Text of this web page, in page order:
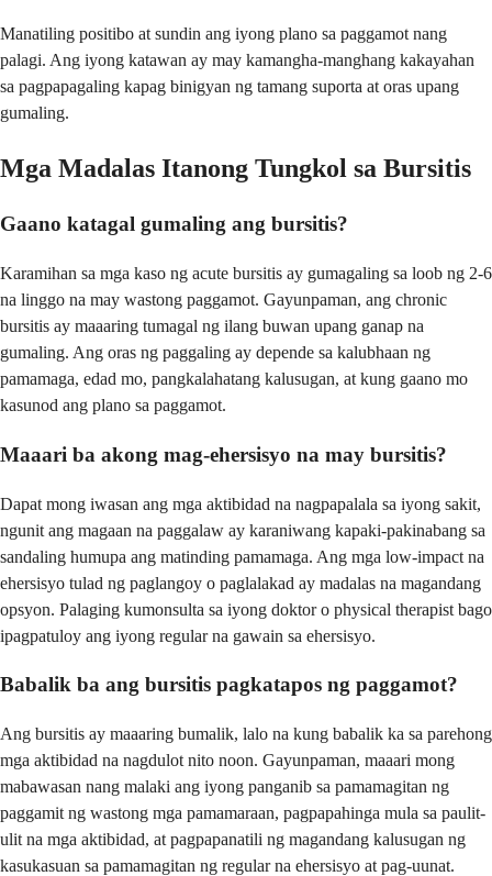
Manatiling positibo at sundin ang iyong plano sa paggamot nang
palagi. Ang iyong katawan ay may kamangha-manghang kakayahan
sa pagpapagaling kapag binigyan ng tamang suporta at oras upang
gumaling.
Mga Madalas Itanong Tungkol sa Bursitis
Gaano katagal gumaling ang bursitis?
Karamihan sa mga kaso ng acute bursitis ay gumagaling sa loob ng 2-6
na linggo na may wastong paggamot. Gayunpaman, ang chronic
bursitis ay maaaring tumagal ng ilang buwan upang ganap na
gumaling. Ang oras ng paggaling ay depende sa kalubhaan ng
pamamaga, edad mo, pangkalahatang kalusugan, at kung gaano mo
kasunod ang plano sa paggamot.
Maaari ba akong mag-ehersisyo na may bursitis?
Dapat mong iwasan ang mga aktibidad na nagpapalala sa iyong sakit,
ngunit ang magaan na paggalaw ay karaniwang kapaki-pakinabang sa
sandaling humupa ang matinding pamamaga. Ang mga low-impact na
ehersisyo tulad ng paglangoy o paglalakad ay madalas na magandang
opsyon. Palaging kumonsulta sa iyong doktor o physical therapist bago
ipagpatuloy ang iyong regular na gawain sa ehersisyo.
Babalik ba ang bursitis pagkatapos ng paggamot?
Ang bursitis ay maaaring bumalik, lalo na kung babalik ka sa parehong
mga aktibidad na nagdulot nito noon. Gayunpaman, maaari mong
mabawasan nang malaki ang iyong panganib sa pamamagitan ng
paggamit ng wastong mga pamamaraan, pagpapahinga mula sa paulit-
ulit na mga aktibidad, at pagpapanatili ng magandang kalusugan ng
kasukasuan sa pamamagitan ng regular na ehersisyo at pag-uunat.